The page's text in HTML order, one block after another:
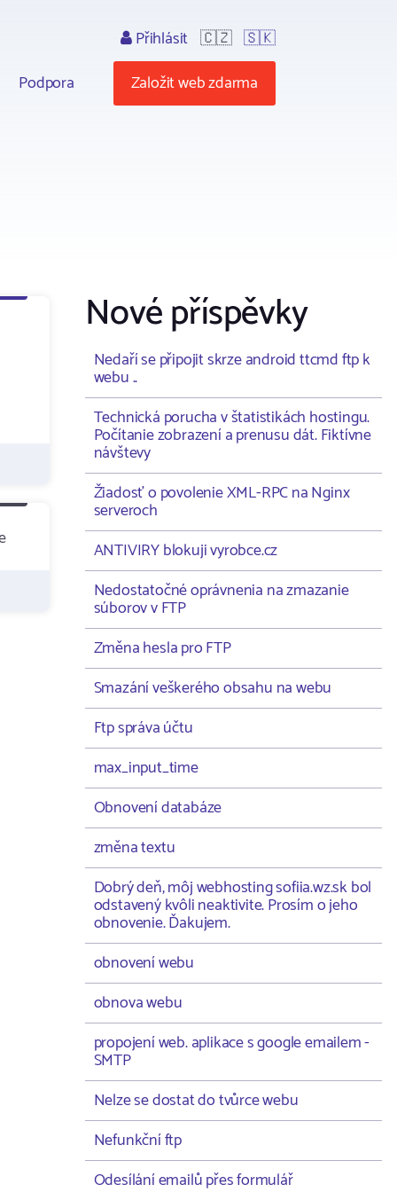
Podpora
Přihlásit 🇨🇿 🇸🇰
Založit web zdarma
Nové příspěvky
Nedaří se připojit skrze android ttcmd ftp k
webu ..
Technická porucha v štatistikách hostingu.
Počítanie zobrazení a prenusu dát. Fiktívne
návštevy
Žiadosť o povolenie XML-RPC na Nginx
serveroch
ANTIVIRY blokuji vyrobce.cz
Nedostatočné oprávnenia na zmazanie
súborov v FTP
Změna hesla pro FTP
Smazání veškerého obsahu na webu
Ftp správa účtu
max_input_time
Obnovení databáze
změna textu
Dobrý deň, môj webhosting sofiia.wz.sk bol
odstavený kvôli neaktivite. Prosím o jeho
obnovenie. Ďakujem.
obnovení webu
obnova webu
propojení web. aplikace s google emailem -
SMTP
Nelze se dostat do tvůrce webu
Nefunkční ftp
Odesílání emailů přes formulář